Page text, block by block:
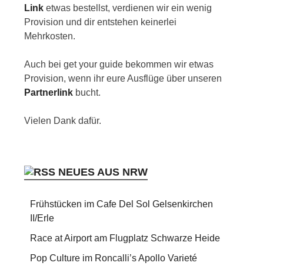
Link etwas bestellst, verdienen wir ein wenig
Provision und dir entstehen keinerlei
Mehrkosten.
Auch bei get your guide bekommen wir etwas
Provision, wenn ihr eure Ausflüge über unseren
Partnerlink bucht.
Vielen Dank dafür.
NEUES AUS NRW
Frühstücken im Cafe Del Sol Gelsenkirchen
II/Erle
Race at Airport am Flugplatz Schwarze Heide
Pop Culture im Roncalli’s Apollo Varieté